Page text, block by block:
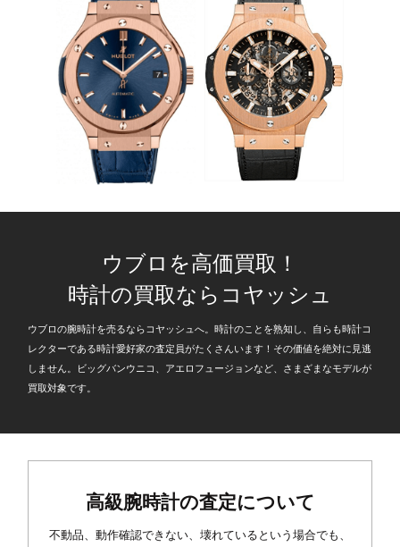
ウブロを高価買取！
時計の買取ならコヤッシュ
ウブロの腕時計を売るならコヤッシュへ。時計のことを熟知し、自らも時計コ
レクターである時計愛好家の査定員がたくさんいます！その価値を絶対に見逃
しません。ビッグバンウニコ、アエロフュージョンなど、さまざまなモデルが
買取対象です。
高級腕時計の査定について
不動品、動作確認できない、壊れているという場合でも、